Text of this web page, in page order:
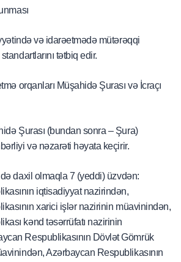
və idarəetmədə mütərəqqi
tətbiq edir.
orqanları Müşahidə Şurası və İcraçı
Şurası (bundan sonra – Şura)
və nəzarəti həyata keçirir.
daxil olmaqla 7 (yeddi) üzvdən:
iqtisadiyyat nazirindən,
xarici işlər nazirinin müavinindən,
kənd təsərrüfatı nazirinin
Respublikasının Dövlət Gömrük
Azərbaycan Respublikasının